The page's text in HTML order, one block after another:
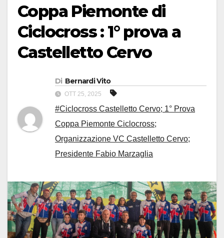
Coppa Piemonte di
Ciclocross : 1° prova a
Castelletto Cervo
Di Bernardi Vito
OTT 25, 2025
#Ciclocross Castelletto Cervo; 1° Prova
Coppa Piemonte Ciclocross;
Organizzazione VC Castelletto Cervo;
Presidente Fabio Marzaglia